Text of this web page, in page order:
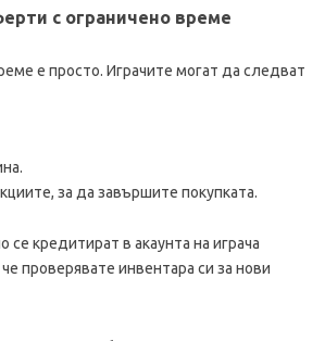
с ограничено време
е просто. Играчите могат да следват
за да завършите покупката.
кредитират в акаунта на играча
проверявате инвентара си за нови